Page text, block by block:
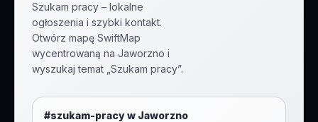
Szukam pracy – lokalne
ogłoszenia i szybki kontakt.
Otwórz mapę SwiftMap
wycentrowaną na Jaworzno i
wyszukaj temat „Szukam pracy”.
#szukam-pracyw Jaworzno